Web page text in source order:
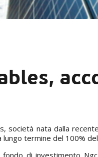
società nata dalla
termine del 100%
di investimento